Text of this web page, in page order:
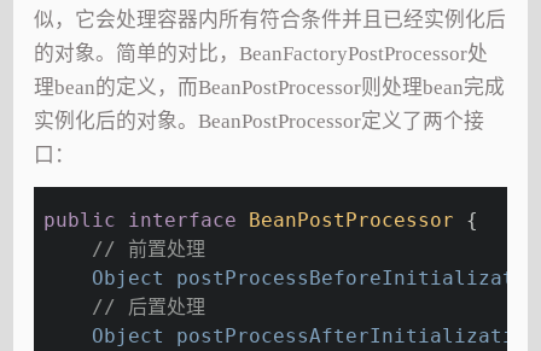
似，它会处理容器内所有符合条件并且已经实例化后
的对象。简单的对比，BeanFactoryPostProcessor处
理bean的定义，而BeanPostProcessor则处理bean完成
实例化后的对象。BeanPostProcessor定义了两个接
口：
public interface BeanPostProcessor
{
// 前置处理
Object
// 后置处理
Object postProcessAfterInitialization